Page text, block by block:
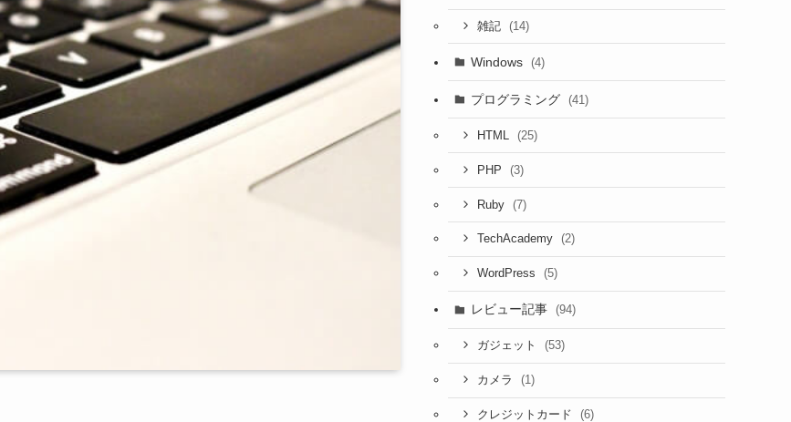
雑記 (14)
Windows (4)
プログラミング (41)
HTML (25)
PHP (3)
Ruby (7)
TechAcademy (2)
WordPress (5)
レビュー記事 (94)
ガジェット (53)
カメラ (1)
クレジットカード (6)